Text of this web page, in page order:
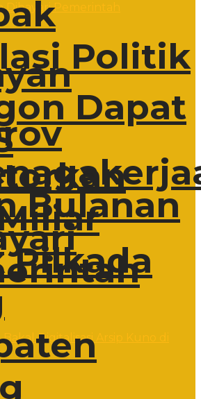
Dapat
Bulanan
Politik
Pilkada